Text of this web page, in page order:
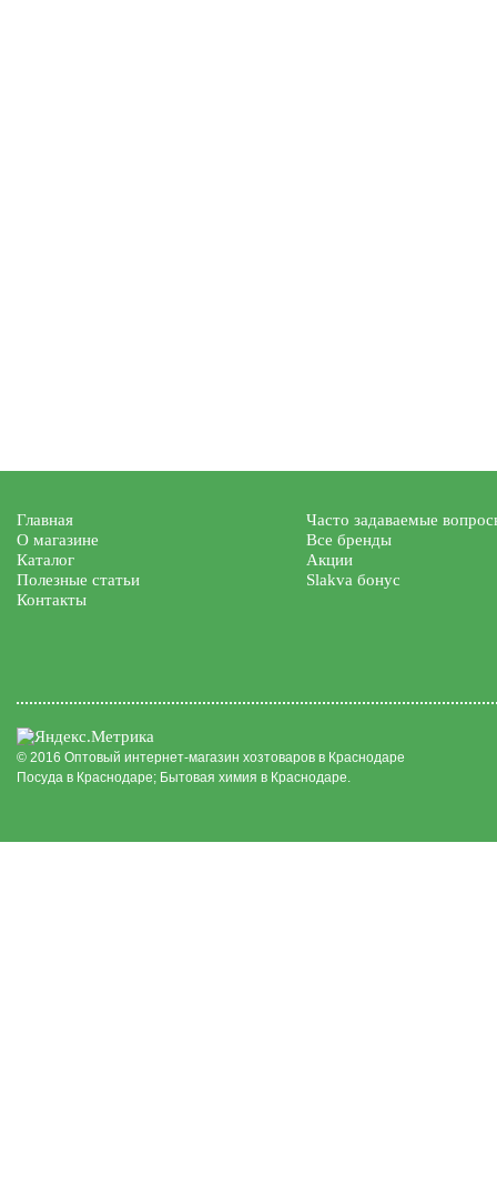
Главная
О магазине
Каталог
Полезные статьи
Контакты
Часто задаваемые
Все бренды
Акции
Slakva бонус
© 2016 Оптовый интернет-магазин хозтоваров в Краснодаре
Посуда в Краснодаре; Бытовая химия в Краснодаре.